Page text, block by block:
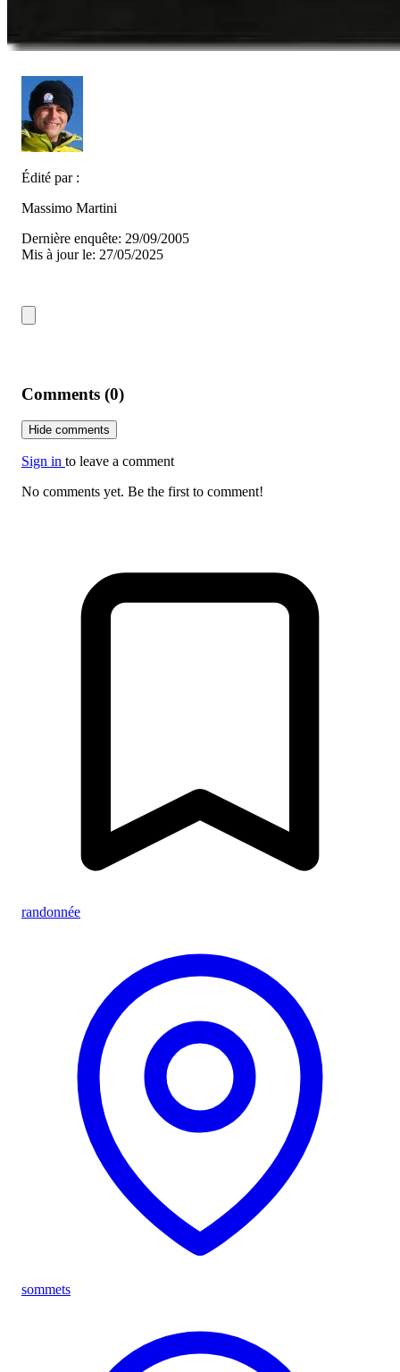
Édité par :
Massimo Martini
Dernière enquête: 29/09/2005
Mis à jour le: 27/05/2025
Comments (0)
Hide comments
Sign in to leave a comment
No comments yet. Be the first to comment!
randonnée
sommets